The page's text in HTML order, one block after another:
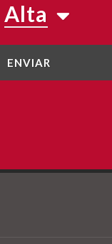
Alta
ENVIAR